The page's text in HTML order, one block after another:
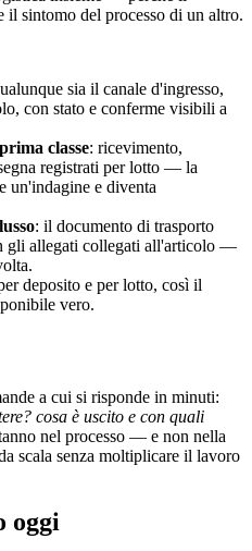
il sintomo del processo di un altro.
sia il canale d'ingresso,
con stato e conferme visibili a
classe: ricevimento,
registrati per lotto — la
un'indagine e diventa
: il documento di trasporto
gli allegati collegati all'articolo —
deposito e per lotto, così il
vero.
a cui si risponde in minuti:
cosa è uscito e con quali
nel processo — e non nella
scala senza moltiplicare il lavoro
oggi